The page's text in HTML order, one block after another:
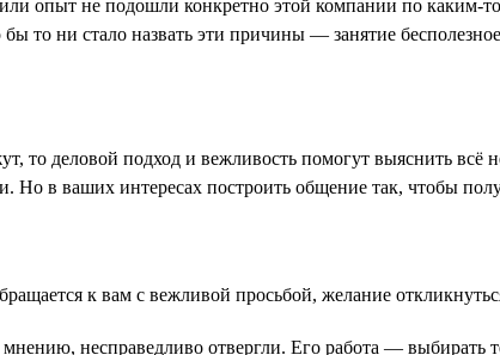
или опыт не подошли конкретно этой компании по
то ни стало назвать эти причины — занятие
то деловой подход и вежливость помогут выяснить всё
Но в ваших интересах построить общение так, чтобы
к вам с вежливой просьбой, желание
несправедливо отвергли. Его работа — выбирать